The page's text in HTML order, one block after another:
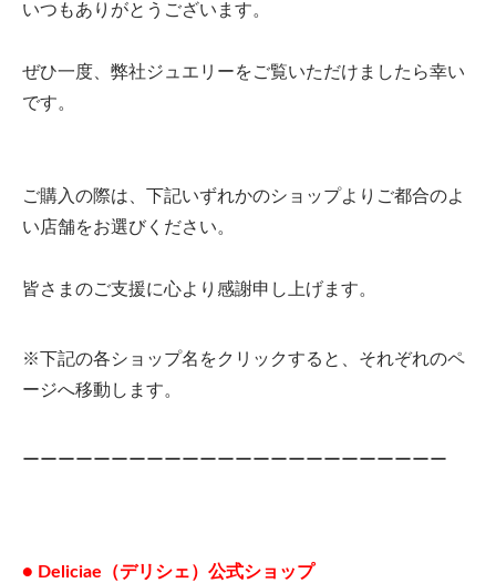
いつもありがとうございます。
ぜひ一度、弊社ジュエリーをご覧いただけましたら幸い
です。
ご購入の際は、下記いずれかのショップよりご都合のよ
い店舗をお選びください。
皆さまのご支援に心より感謝申し上げます。
※下記の各ショップ名をクリックすると、それぞれのペ
ージへ移動します。
ーーーーーーーーーーーーーーーーーーーーーーーー
● Deliciae（デリシェ）公式ショップ